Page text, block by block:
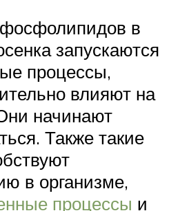
в
запускаются
процессы,
влияют на
начинают
Также такие
в организме,
процессы и